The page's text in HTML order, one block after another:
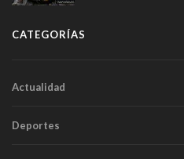
CATEGORÍAS
Actualidad
Deportes